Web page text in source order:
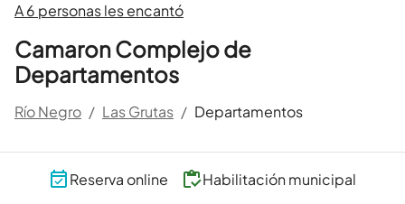
A 6 personas les encantó
Camaron Complejo de
Departamentos
Río Negro / Las Grutas / Departamentos
Reserva online Habilitación municipal